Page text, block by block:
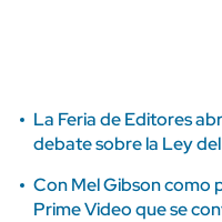
La Feria de Editores
debate sobre la Ley
Con Mel Gibson como
Prime Video que se